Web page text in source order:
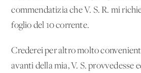
commendatizia che V. S. R. mi
foglio del 10 corrente.
Crederei per altro molto
avanti della mia, V. S. provvedesse